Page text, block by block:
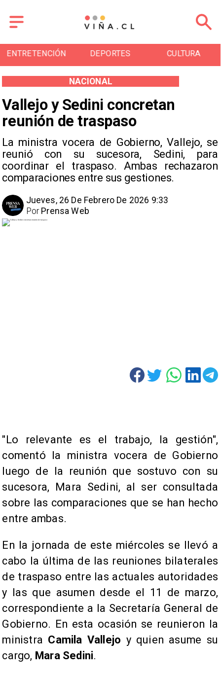
ENTRETENCIÓN DEPORTES CULTURA
Vallejo y Sedini concretan
reunión de traspaso
La ministra vocera de Gobierno, Vallejo, se
reunió con su sucesora, Sedini, para
coordinar el traspaso. Ambas rechazaron
comparaciones entre sus gestiones.
NACIONAL
Jueves, 26 De Febrero De 2026 9:33
Prensa Web
Por
"Lo relevante es el trabajo, la gestión",
comentó la ministra vocera de Gobierno
luego de la reunión que sostuvo con su
sucesora, Mara Sedini, al ser consultada
sobre las comparaciones que se han hecho
entre ambas.
En la jornada de este miércoles se llevó a
cabo la última de las reuniones bilaterales
de traspaso entre las actuales autoridades
y las que asumen desde el 11 de marzo,
correspondiente a la Secretaría General de
Gobierno. En esta ocasión se reunieron la
ministra Camila Vallejo y quien asume su
cargo, Mara Sedini.